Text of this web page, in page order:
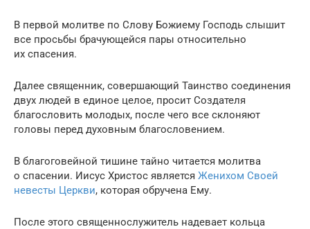
В первой молитве по Слову Божиему Господь слышит
все просьбы брачующейся пары относительно
их спасения.
Далее священник, совершающий Таинство соединения
двух людей в единое целое, просит Создателя
благословить молодых, после чего все склоняют
головы перед духовным благословением.
В благоговейной тишине тайно читается молитва
о спасении. Иисус Христос является Женихом Своей
невесты Церкви, которая обручена Ему.
После этого священнослужитель надевает кольца